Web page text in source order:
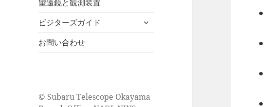
ュ
望遠鏡と観測装置
ビジターズガイド
サ
展
お問い合わせ
© Subaru Telescope Okayama